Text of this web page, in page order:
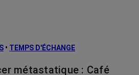
• TEMPS D'ÉCHANGE
métastatique : Café